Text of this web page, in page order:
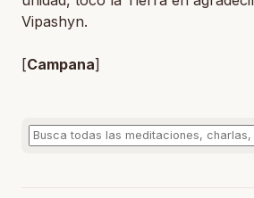
Vipashyn.
[Campana]